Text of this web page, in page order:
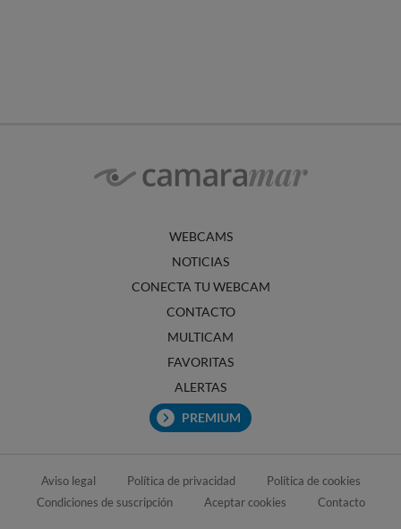
WEBCAMS
NOTICIAS
CONECTA TU WEBCAM
CONTACTO
MULTICAM
FAVORITAS
ALERTAS
PREMIUM
Aviso legal Política de privacidad
Política de cookies
Condiciones de suscripción
Aceptar cookies Contacto